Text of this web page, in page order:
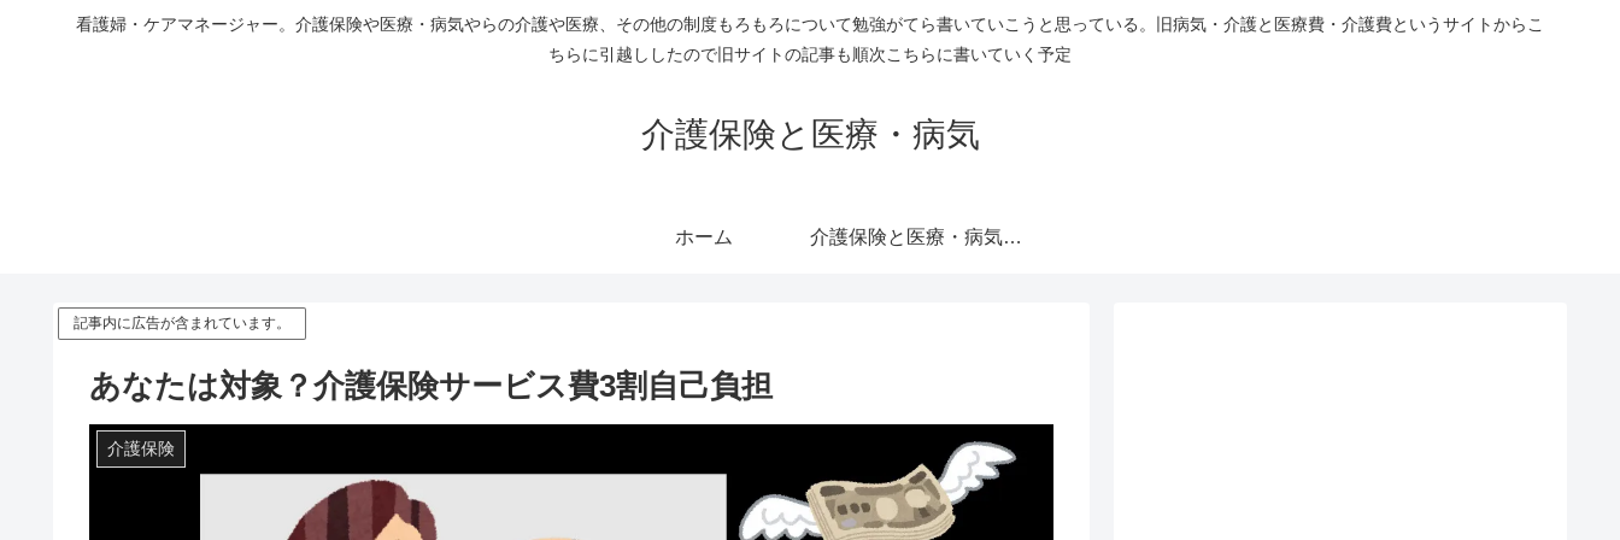
看護婦・ケアマネージャー。介護保険や医療・病気やらの介護や医療、その他の制度もろもろについて勉強がてら書いていこうと思っている。旧病気・介護と医療費・介護費というサイトからこ
ちらに引越ししたので旧サイトの記事も順次こちらに書いていく予定
介護保険と医療・病気
ホーム 介護保険と医療・病気のすべての記事を表示
記事内に広告が含まれています。
あなたは対象？介護保険サービス費3割自己負担
介護保険